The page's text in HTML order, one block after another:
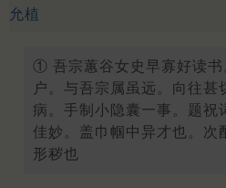
允植
① 吾宗蕙谷女史早寡好读书
户。与吾宗属虽远。向往甚
病。手制小隐囊一事。题祝
佳妙。盖巾帼中异才也。次
形秽也